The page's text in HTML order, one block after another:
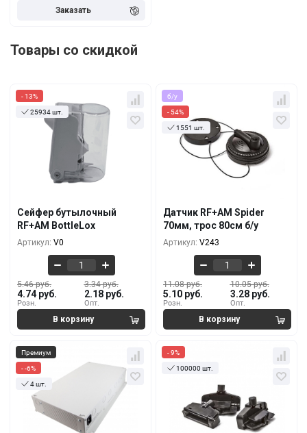
Товары со скидкой
- 13%
25934 шт.
Сейфер бутылочный
RF+AM BottleLox
Артикул: V0
Розн.
5.46 руб.
4.74 руб.
Опт.
3.34 руб.
2.18 руб.
5.46 руб.
4.74 руб.
100+
3.65 руб.
б/у
- 54%
1551 шт.
Датчик RF+AM Spider
70мм, трос 80см б/у
Артикул: V243
Розн.
11.08 руб.
5.10 руб.
Опт.
10.05 руб.
3.28 руб.
Кол-во За 1 шт.
11.08 руб.
1000+
4.74 руб.
10.44 руб.
4.01 руб.
Премиум
- -6%
4 шт.
Кол-во За 1 шт.
- 9%
100000 шт.
Кол-во За 1 шт.
0.86 руб.